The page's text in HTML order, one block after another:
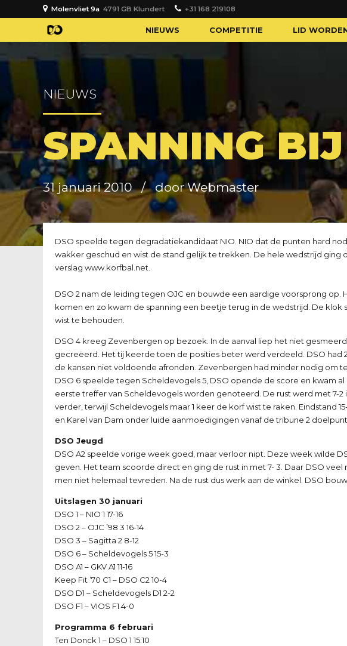
Molenvliet 9a 4791 GB Klundert +31 168 219108
NIEUWS COMPETITIE LID
NIEUWS
SPANNING
31 januari 2010 door Webmaster
DSO speelde tegen degradatiekandidaat NIO. NIO dat de punten hard
wakker geschud en wist de stand gelijk te trekken. De hele wedstrijd ging
verslag www.korfbal.net
DSO 2 nam de leiding tegen OJC en bouwde een aardige voorsprong op.
komen en zo kwam de spanning een beetje terug in de wedstrijd. De klok
wist te behouden.
DSO 4 kreeg Zevenbergen op bezoek. In de aanval liep het niet
gecreëerd. Het tij keerde toen de posities beter werd verdeeld. DSO had
de kansen niet voldoende afronden. Zevenbergen had minder nodig om
DSO 6 speelde tegen Scheldevogels 5, DSO opende de score en kwam
eerste treffer van Scheldevogels worden genoteerd. De rust werd met 7-2
verder, terwijl Scheldevogels maar 1 keer de korf wist te raken. Eindstand
en Karel van Dam onder luide aanmoedigingen vanaf de tribune 2
DSO Jeugd
DSO A2 speelde vorige week goed, maar verloor nipt. Deze week wilde
geven. Het team scoorde direct en ging de rust in met 7- 3. Daar DSO
men niet helemaal tevreden. Na de rust dus werk aan de winkel. DSO
Uitslagen 30 januari
DSO 1 – NIO 1 17-16
DSO 2 – OJC ’98 3 16-14
DSO 3 – Sagitta 2 8-12
DSO 6 – Scheldevogels 5 15-3
DSO A1 – GKV A1 11-16
Keep Fit ’70 C1 – DSO C2 10-4
DSO D1 – Scheldevogels D1 2-2
DSO F1 – VIOS F1 4-0
Programma 6 februari
Ten Donck 1 – DSO 1 15:10